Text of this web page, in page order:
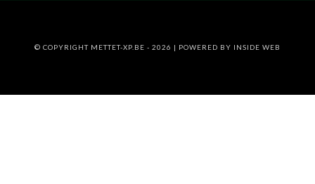
© COPYRIGHT METTET-XP.BE - 2026 | POWERED BY INSIDE WEB